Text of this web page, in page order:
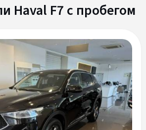
Haval F7 с пробегом